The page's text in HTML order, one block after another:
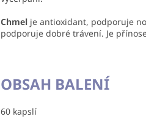
Chmel je antioxidant, podporuje
podporuje dobré trávení. Je
OBSAH BALENÍ
60 kapslí